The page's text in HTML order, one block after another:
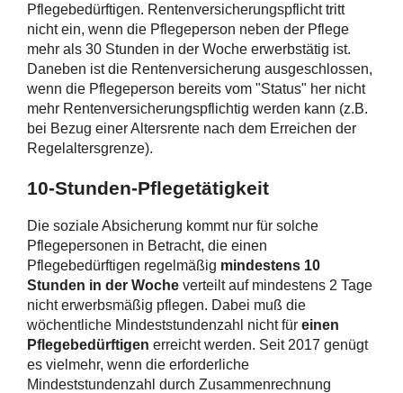
Pflegebedürftigen. Rentenversicherungspflicht tritt
nicht ein, wenn die Pflegeperson neben der Pflege
mehr als 30 Stunden in der Woche erwerbstätig ist.
Daneben ist die Rentenversicherung ausgeschlossen,
wenn die Pflegeperson bereits vom "Status" her nicht
mehr Rentenversicherungspflichtig werden kann (z.B.
bei Bezug einer Altersrente nach dem Erreichen der
Regelaltersgrenze).
10-Stunden-Pflegetätigkeit
Die soziale Absicherung kommt nur für solche
Pflegepersonen in Betracht, die einen
Pflegebedürftigen regelmäßig mindestens 10
Stunden in der Woche verteilt auf mindestens 2 Tage
nicht erwerbsmäßig pflegen. Dabei muß die
wöchentliche Mindeststundenzahl nicht füreinen
Pflegebedürftigen erreicht werden. Seit 2017 genügt
es vielmehr, wenn die erforderliche
Mindeststundenzahl durch Zusammenrechnung